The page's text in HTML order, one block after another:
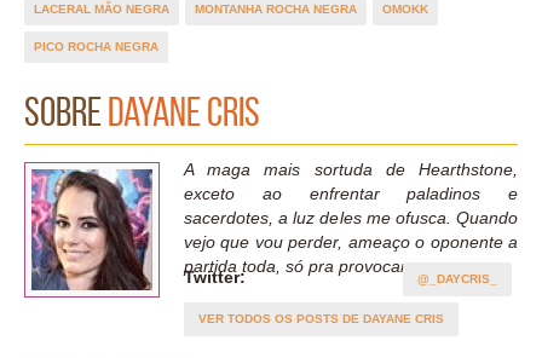
LACERAL MÃO NEGRA MONTANHA ROCHA NEGRA OMOKK
PICO ROCHA NEGRA
SobreDayane Cris
A maga mais sortuda de Hearthstone,
exceto ao enfrentar paladinos e
sacerdotes, a luz deles me ofusca. Quando
vejo que vou perder, ameaço o oponente a
partida toda, só pra provocar.
Twitter: @_DAYCRIS_
VER TODOS OS POSTS DE DAYANE CRIS